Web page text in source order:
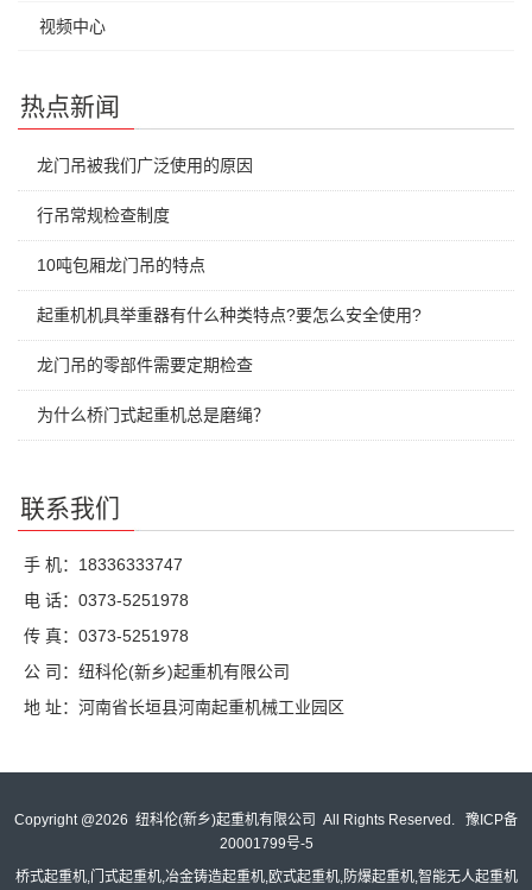
视频中心
热点新闻
龙门吊被我们广泛使用的原因
行吊常规检查制度
10吨包厢龙门吊的特点
起重机机具举重器有什么种类特点?要怎么安全使用?
龙门吊的零部件需要定期检查
为什么桥门式起重机总是磨绳？
联系我们
手 机：18336333747
电 话：0373-5251978
传 真：0373-5251978
公 司：纽科伦(新乡)起重机有限公司
地 址：河南省长垣县河南起重机械工业园区
Copyright @2026 纽科伦(新乡)起重机有限公司 All Rights Reserved. 豫ICP备
20001799号-5
桥式起重机,门式起重机,冶金铸造起重机,欧式起重机,防爆起重机,智能无人起重机